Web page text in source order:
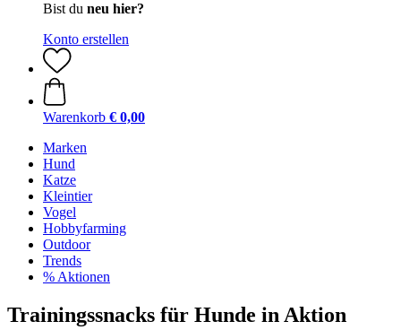
Bist du neu hier?
Konto erstellen
Warenkorb € 0,00
Marken
Hund
Katze
Kleintier
Vogel
Hobbyfarming
Outdoor
Trends
% Aktionen
Trainingssnacks für Hunde in Aktion